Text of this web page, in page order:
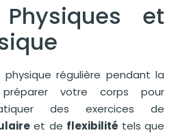
Physiques et
régulière pendant la
votre corps pour
des exercices de
et de flexibilité tels que